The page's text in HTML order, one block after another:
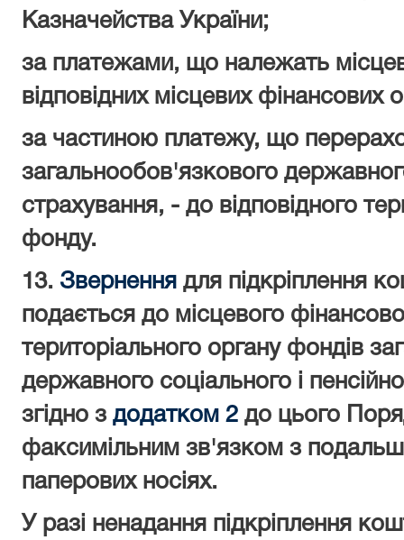
Казначейства України;
за платежами, що належать
відповідних місцевих фінансових
за частиною платежу, що
загальнообов'язкового
страхування, - до відповідного
фонду.
13. Звернення для підкріплення
подається до місцевого
територіального органу фондів
державного соціального і
згідно з додатком 2 до цього
факсимільним зв'язком з
паперових носіях.
У разі ненадання підкріплення